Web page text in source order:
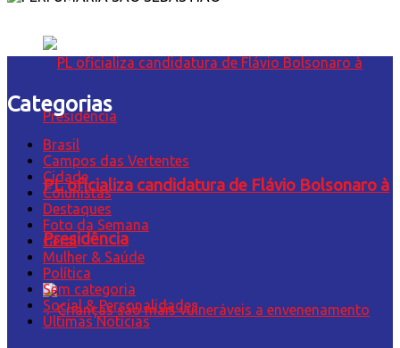
PL oficializa candidatura de Flávio Bolsonaro à
Presidência
Categorias
Brasil
Campos das Vertentes
Cidade
Colunistas
Destaques
Foto da Semana
Geral
Mulher & Saúde
Política
Sem categoria
Social & Personalidades
Últimas Notícias